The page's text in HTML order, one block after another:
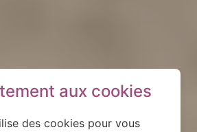
aux cookies
des cookies pour vous